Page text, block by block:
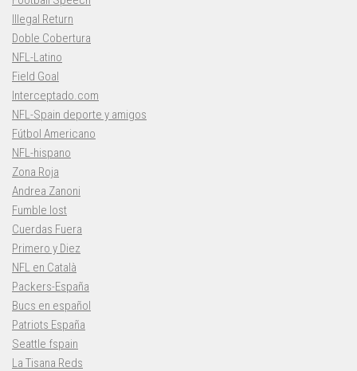
Illegal Return
Doble Cobertura
NFL-Latino
Field Goal
Interceptado.com
NFL-Spain deporte y amigos
Fútbol Americano
NFL-hispano
Zona Roja
Andrea Zanoni
Fumble lost
Cuerdas Fuera
Primero y Diez
NFL en Català
Packers-España
Bucs en español
Patriots España
Seattle fspain
La Tisana Reds